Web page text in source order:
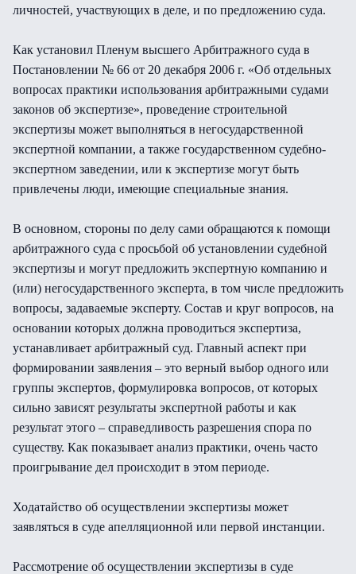
личностей, участвующих в деле, и по предложению суда.
Как установил Пленум высшего Арбитражного суда в
Постановлении № 66 от 20 декабря 2006 г. «Об отдельных
вопросах практики использования арбитражными судами
законов об экспертизе», проведение строительной
экспертизы может выполняться в негосударственной
экспертной компании, а также государственном судебно-
экспертном заведении, или к экспертизе могут быть
привлечены люди, имеющие специальные знания.
В основном, стороны по делу сами обращаются к помощи
арбитражного суда с просьбой об установлении судебной
экспертизы и могут предложить экспертную компанию и
(или) негосударственного эксперта, в том числе предложить
вопросы, задаваемые эксперту. Состав и круг вопросов, на
основании которых должна проводиться экспертиза,
устанавливает арбитражный суд. Главный аспект при
формировании заявления – это верный выбор одного или
группы экспертов, формулировка вопросов, от которых
сильно зависят результаты экспертной работы и как
результат этого – справедливость разрешения спора по
существу. Как показывает анализ практики, очень часто
проигрывание дел происходит в этом периоде.
Ходатайство об осуществлении экспертизы может
заявляться в суде апелляционной или первой инстанции.
Рассмотрение об осуществлении экспертизы в суде